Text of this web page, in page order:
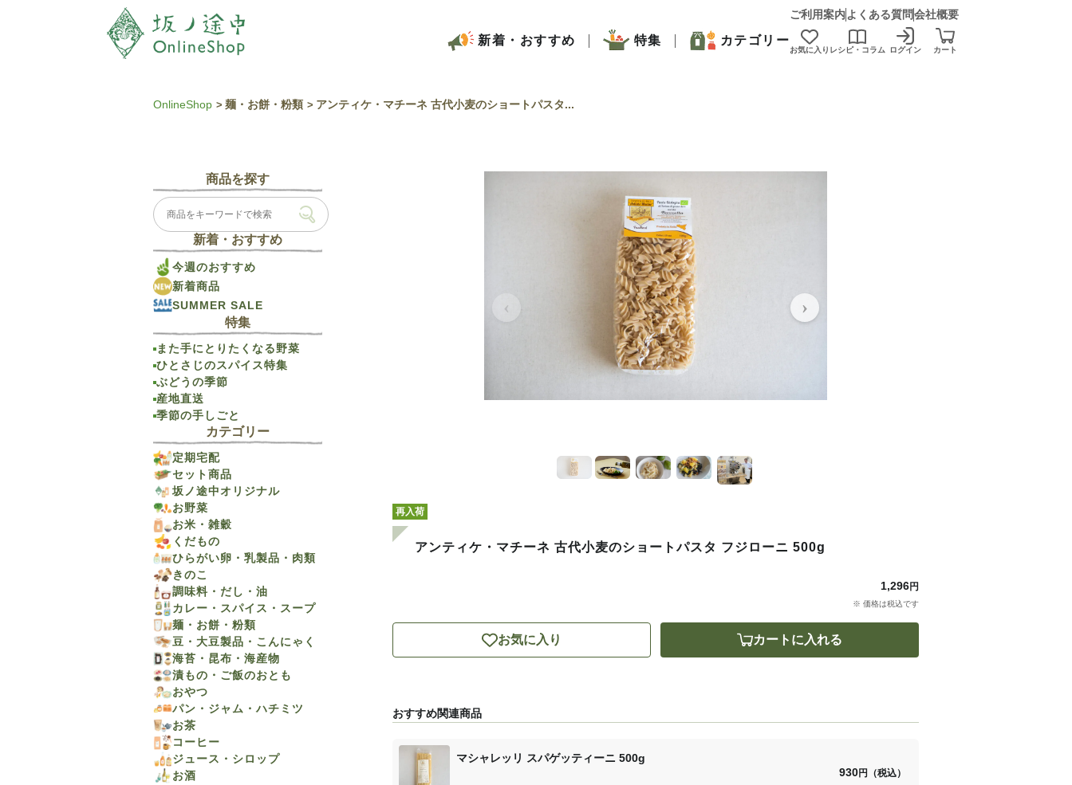
ご利用案内 よくある質問会社概要
新着・おすすめ 特集 カテゴリー
お気に入り レシピ・コラム ログイン カート
OnlineShop 麺・お餅・粉類 アンティケ・マチーネ 古代小麦のショートパスタ...
再入荷
アンティケ・マチーネ 古代小麦のショートパスタ フジローニ 500g
1,296円
※ 価格は税込です
お気に入り カートに入れる
おすすめ関連商品
マシャレッリ スパゲッティーニ 500g
930円（税込）
商品を探す
新着・おすすめ
今週のおすすめ
新着商品
SUMMER SALE
特集
また手にとりたくなる野菜
ひとさじのスパイス特集
ぶどうの季節
産地直送
季節の手しごと
カテゴリー
定期宅配
セット商品
坂ノ途中オリジナル
お野菜
お米・雑穀
くだもの
ひらがい卵・乳製品・肉類
きのこ
調味料・だし・油
カレー・スパイス・スープ
麺・お餅・粉類
豆・大豆製品・こんにゃく
海苔・昆布・海産物
漬もの・ご飯のおとも
おやつ
パン・ジャム・ハチミツ
お茶
コーヒー
ジュース・シロップ
お酒